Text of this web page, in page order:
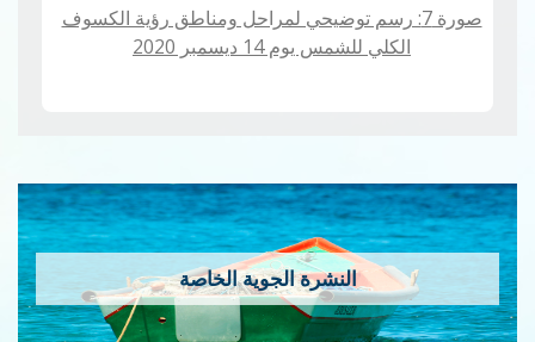
صورة 7: رسم توضيحي لمراحل ومناطق رؤية الكسوف
الكلي للشمس يوم 14 ديسمبر 2020
النشرة الجوية الخاصة